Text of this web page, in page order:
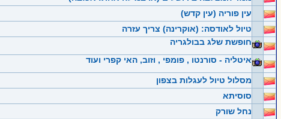
עין פוריה (עין קדש)
טיול לאודסה: (אוקרינה) צריך עזרה
חופשת שלג בבולגריה
איטליה - סורנטו , פומפי , וזוב, האי קפרי ועוד
מסלול טיול לעגלות בצפון
סוסיתא
נחל שורק